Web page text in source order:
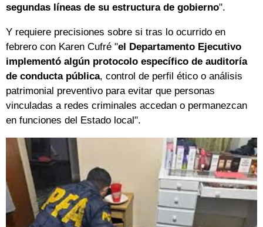
segundas líneas de su estructura de gobierno".
Y requiere precisiones sobre si tras lo ocurrido en
febrero con Karen Cufré "el Departamento Ejecutivo
implementó algún protocolo específico de auditoría
de conducta pública, control de perfil ético o análisis
patrimonial preventivo para evitar que personas
vinculadas a redes criminales accedan o permanezcan
en funciones del Estado local".